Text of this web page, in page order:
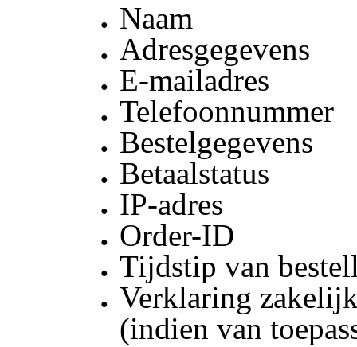
Naam
Adresgegevens
E-mailadres
Telefoonnummer
Bestelgegevens
Betaalstatus
IP-adres
Order-ID
Tijdstip van
Verklaring
(indien van